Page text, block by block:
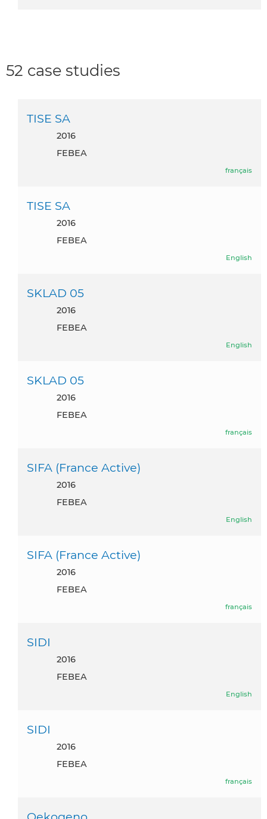
52 case studies
TISE SA
2016
FEBEA
français
TISE SA
2016
FEBEA
English
SKLAD 05
2016
FEBEA
English
SKLAD 05
2016
FEBEA
français
SIFA (France Active)
2016
FEBEA
English
SIFA (France Active)
2016
FEBEA
français
SIDI
2016
FEBEA
English
SIDI
2016
FEBEA
français